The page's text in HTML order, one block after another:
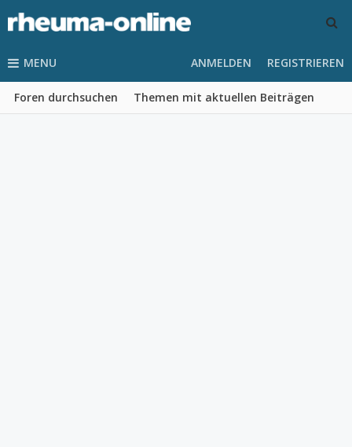
MENU
Foren durchsuchen Themen mit aktuellen Beiträgen
ANMELDEN REGISTRIEREN